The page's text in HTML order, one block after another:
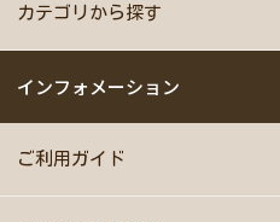
カテゴリから探す
インフォメーション
ご利用ガイド